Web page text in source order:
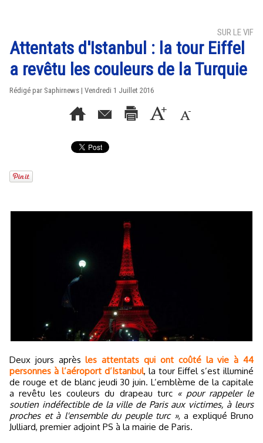
SUR LE VIF
Attentats d'Istanbul : la tour Eiffel
a revêtu les couleurs de la Turquie
Rédigé par Saphirnews | Vendredi 1 Juillet 2016
Deux jours aprèsles attentats qui ont coûté la vie à 44
personnes à l’aéroport d’Istanbul, la tour Eiffel s’est illuminé
de rouge et de blanc jeudi 30 juin. L’emblème de la capitale
a revêtu les couleurs du drapeau turc « pour rappeler le
soutien indéfectible de la ville de Paris aux victimes, à leurs
proches et à l'ensemble du peuple turc », a expliqué Bruno
Julliard, premier adjoint PS à la mairie de Paris.